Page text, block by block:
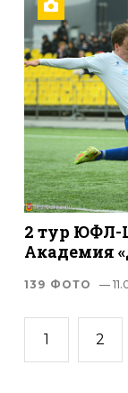
2 тур ЮФЛ-
Академия
139 ФОТО —
1 2